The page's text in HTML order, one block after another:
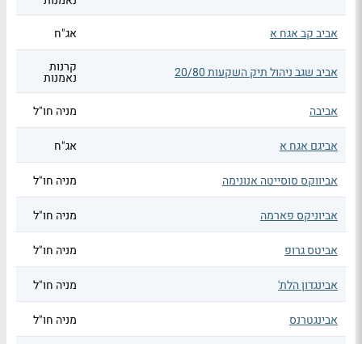
אביב קב אגח א
אג"ח
אביב שגב ניהול תיק השקעות 20/80 קרנות
נאמנות
אביבה
מניה חו"ל
אביגם אגח א אג"ח
אביווקס סוסייטה אנונימה מניה חו"ל
אביוניקס פארמה מניה חו"ל
אביטס גרופ מניה חו"ל
אבינגדון הלת' מניה חו"ל
אבינגטרנס מניה חו"ל